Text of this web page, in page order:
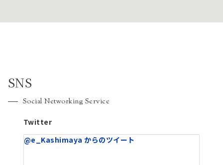
SNS
Social Networking Service
Twitter
@e_Kashimaya からのツイート